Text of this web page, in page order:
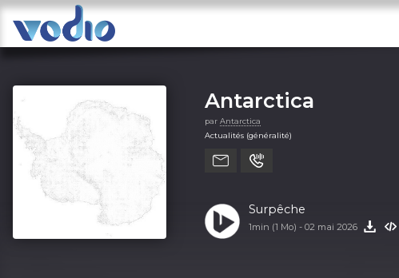
Antarctica
par Antarctica
Actualités (généralité)
Surpêche
1min (1 Mo) - 02 mai 2026